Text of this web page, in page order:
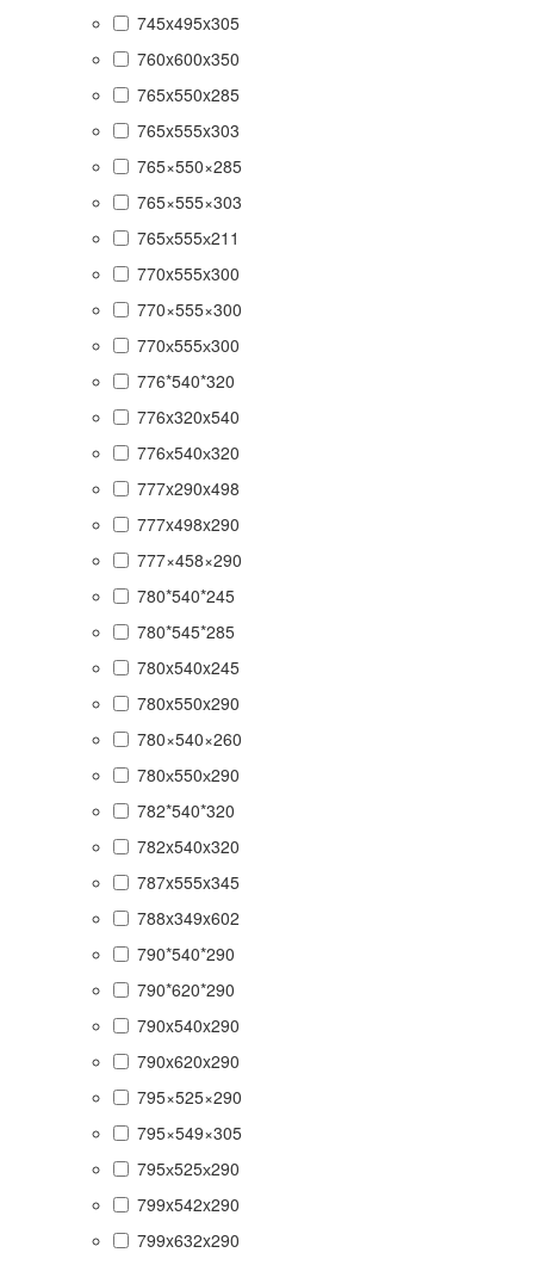
745x495x305
760x600x350
765x550x285
765x555x303
765×550×285
765×555×303
765х555х211
770x555x300
770×555×300
770х555х300
776*540*320
776x320x540
776х540х320
777x290x498
777x498x290
777×458×290
780*540*245
780*545*285
780x540x245
780x550x290
780×540×260
780х550х290
782*540*320
782x540x320
787x555x345
788x349x602
790*540*290
790*620*290
790x540x290
790x620x290
795×525×290
795×549×305
795х525х290
799x542x290
799x632x290